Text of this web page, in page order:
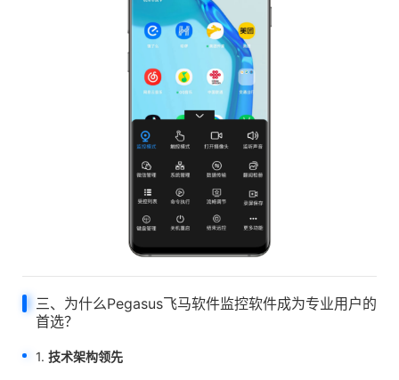
三、为什么Pegasus飞马软件监控软件成为专业用户的
首选？
1. 技术架构领先